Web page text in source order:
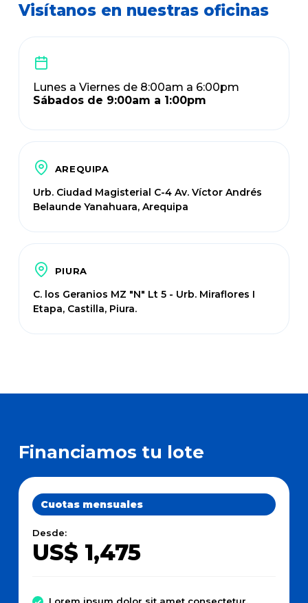
Visítanos en nuestras oficinas
Lunes a Viernes de 8:00am a 6:00pm
Sábados de 9:00am a 1:00pm
AREQUIPA
Urb. Ciudad Magisterial C-4 Av. Víctor Andrés
Belaunde Yanahuara, Arequipa
PIURA
C. los Geranios MZ "N" Lt 5 - Urb. Miraflores I
Etapa, Castilla, Piura.
Financiamos tu lote
Cuotas mensuales
Desde:
US$ 1,475